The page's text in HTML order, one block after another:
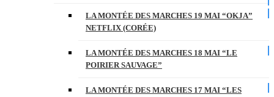
LA MONTÉE DES MARCHES 19 MAI “OKJA”
NETFLIX (CORÉE)
LA MONTÉE DES MARCHES 18 MAI “LE
POIRIER SAUVAGE”
LA MONTÉE DES MARCHES 17 MAI “LES